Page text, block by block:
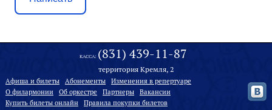
КАССА: (831) 439-11-87
территория Кремля, 2
Афиша и билеты Абонементы
Изменения в репертуаре
О филармонии
Oб оркестре Партнеры
Вакансии
Купить билеты онлайн
Правила покупки билетов